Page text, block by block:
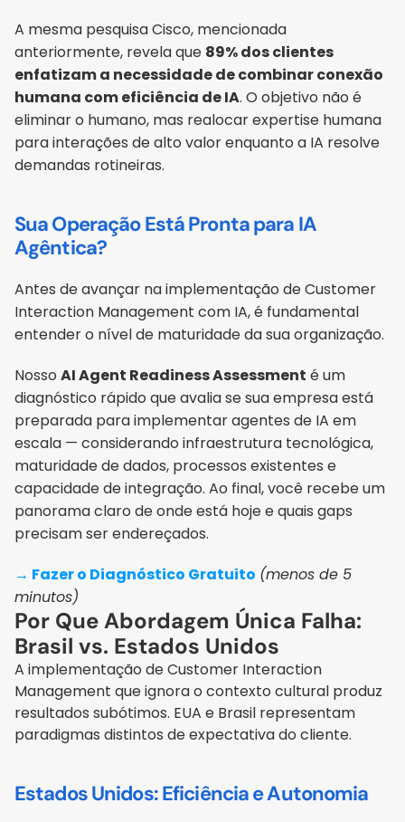
A mesma pesquisa Cisco, mencionada
anteriormente, revela que 89% dos clientes
enfatizam a necessidade de combinar conexão
humana com eficiência de IA. O objetivo não é
eliminar o humano, mas realocar expertise humana
para interações de alto valor enquanto a IA resolve
demandas rotineiras.
Sua Operação Está Pronta para IA
Agêntica?
Antes de avançar na implementação de Customer
Interaction Management com IA, é fundamental
entender o nível de maturidade da sua organização.
Nosso AI Agent Readiness Assessment é um
diagnóstico rápido que avalia se sua empresa está
preparada para implementar agentes de IA em
escala — considerando infraestrutura tecnológica,
maturidade de dados, processos existentes e
capacidade de integração. Ao final, você recebe um
panorama claro de onde está hoje e quais gaps
precisam ser endereçados.
→ Fazer o Diagnóstico Gratuito (menos de 5
minutos)
Por Que Abordagem Única Falha:
Brasil vs. Estados Unidos
A implementação de Customer Interaction
Management que ignora o contexto cultural produz
resultados subótimos. EUA e Brasil representam
paradigmas distintos de expectativa do cliente.
Estados Unidos: Eficiência e Autonomia